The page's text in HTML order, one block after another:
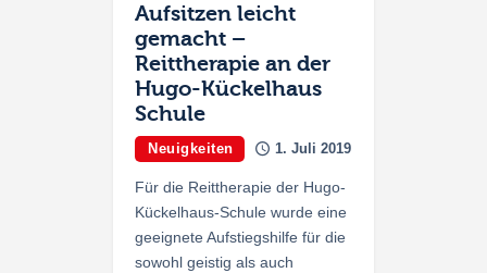
Aufsitzen leicht
gemacht –
Reittherapie an der
Hugo-Kückelhaus
Schule
Neuigkeiten 1. Juli 2019
Für die Reittherapie der Hugo-
Kückelhaus-Schule wurde eine
geeignete Aufstiegshilfe für die
sowohl geistig als auch